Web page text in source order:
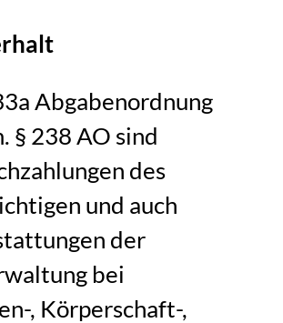
Abgabenordnung
§ 238 AO sind
des
und auch
der
bei
, Körperschaft-,